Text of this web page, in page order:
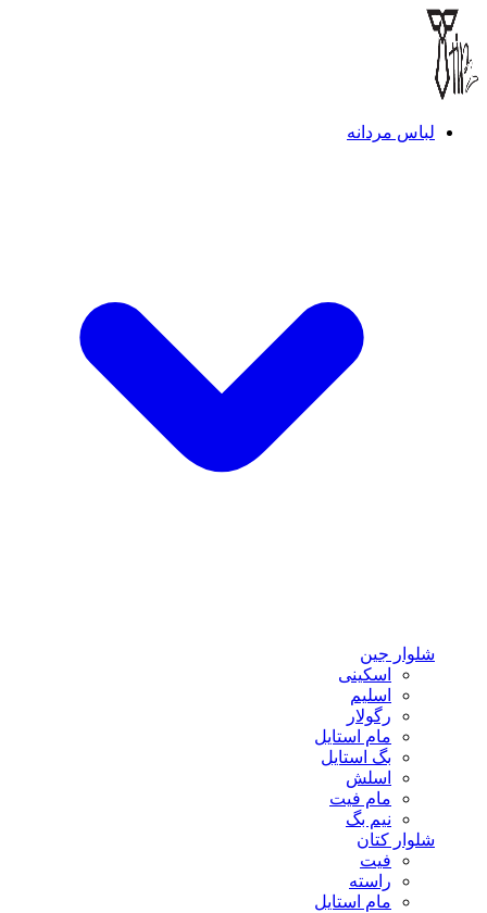
لباس مردانه
شلوار جین
اسکینی
اسلیم
رگولار
مام استایل
بگ استایل
اسلش
مام فیت
نیم بگ
شلوار کتان
فیت
راسته
مام استایل